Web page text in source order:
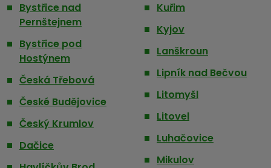
Bystřice nad
Pernštejnem
Bystřice pod
Hostýnem
Česká Třebová
České Budějovice
Český Krumlov
Dačice
Kuřim
Kyjov
Lanškroun
Lipník nad Bečvou
Litomyšl
Litovel
Luhačovice
Mikulov